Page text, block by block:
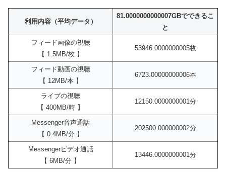
利用内容（平均データ）
81.0000000000007GBでできるこ
と
フィード画像の視聴
【 1.5MB/枚 】
53946.0000000005枚
フィード動画の視聴
【 12MB/本 】
6723.00000000006本
ライブの視聴
【 400MB/時 】
12150.0000000001分
Messenger音声通話
【 0.4MB/分 】
202500.000000002分
Messengerビデオ通話
【 6MB/分 】
13446.0000000001分